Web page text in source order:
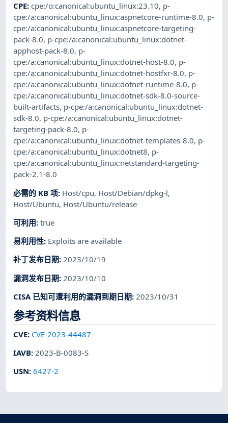
CPE:cpe:/o:canonical:ubuntu_linux:23.10, p-
cpe:/a:canonical:ubuntu_linux:aspnetcore-runtime-8.0, p-
cpe:/a:canonical:ubuntu_linux:aspnetcore-targeting-
pack-8.0, p-cpe:/a:canonical:ubuntu_linux:dotnet-
apphost-pack-8.0, p-
cpe:/a:canonical:ubuntu_linux:dotnet-host-8.0, p-
cpe:/a:canonical:ubuntu_linux:dotnet-hostfxr-8.0, p-
cpe:/a:canonical:ubuntu_linux:dotnet-runtime-8.0, p-
cpe:/a:canonical:ubuntu_linux:dotnet-sdk-8.0-source-
built-artifacts, p-cpe:/a:canonical:ubuntu_linux:dotnet-
sdk-8.0, p-cpe:/a:canonical:ubuntu_linux:dotnet-
targeting-pack-8.0, p-
cpe:/a:canonical:ubuntu_linux:dotnet-templates-8.0, p-
cpe:/a:canonical:ubuntu_linux:dotnet8, p-
cpe:/a:canonical:ubuntu_linux:netstandard-targeting-
pack-2.1-8.0
必需的 KB 项: Host/cpu, Host/Debian/dpkg-l,
Host/Ubuntu, Host/Ubuntu/release
可利用:true
易利用性: Exploits are available
补丁发布日期:2023/10/19
漏洞发布日期: 2023/10/10
CISA 已知可遭利用的漏洞到期日期: 2023/10/31
参考资料信息
CVE: CVE-2023-44487
IAVB:2023-B-0083-S
USN:6427-2